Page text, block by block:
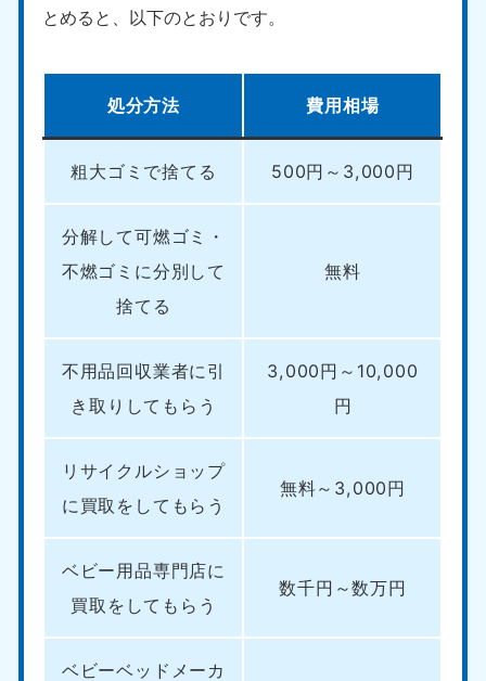
とめると、以下のとおりです。
処分方法 費用相場
粗大ゴミで捨てる 500円～3,000円
分解して可燃ゴミ・
不燃ゴミに分別して
捨てる
無料
不用品回収業者に引
き取りしてもらう
3,000円～10,000
円
リサイクルショップ
に買取をしてもらう
無料～3,000円
ベビー用品専門店に
買取をしてもらう
数千円～数万円
ベビーベッドメーカ